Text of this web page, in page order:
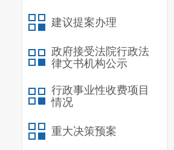
建议提案办理
政府接受法院行政法
律文书机构公示
行政事业性收费项目
情况
重大决策预案